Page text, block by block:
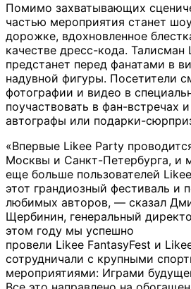
Помимо захватывающих
частью мероприятия станет
дорожке, вдохновленное
качестве дресс-кода.
предстанет перед фанатами в
надувной фигуры. Посетители
фотографии и видео в
поучаствовать в фан-встречах
автографы или подарки-
«Впервые Likee Party
Москвы и Санкт-Петербурга, и
еще больше пользователей
этот грандиозный фестиваль и
любимых авторов, — сказал
Щербинин, генеральный
этом году мы успешно
провели Likee FantasyFest и
сотрудничали с крупными
мероприятиями: Играми